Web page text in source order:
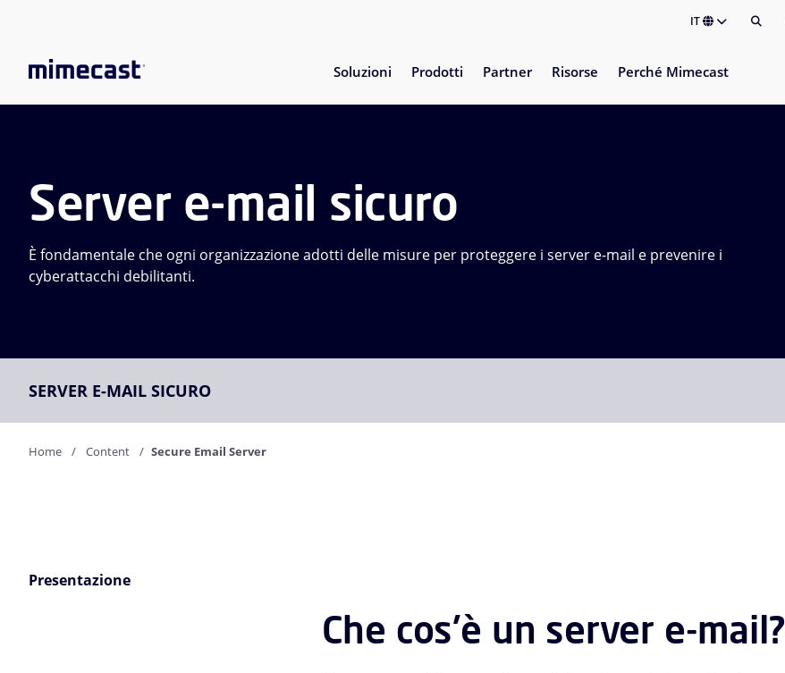
IT
Soluzioni Prodotti Partner Risorse Perché Mimecast
Server e-mail sicuro
È fondamentale che ogni organizzazione adotti delle misure per proteggere i server e-mail e prevenire i
cyberattacchi debilitanti.
SERVER E-MAIL SICURO
Home Content Secure Email Server
Presentazione
Che cos'è un server e-mail?